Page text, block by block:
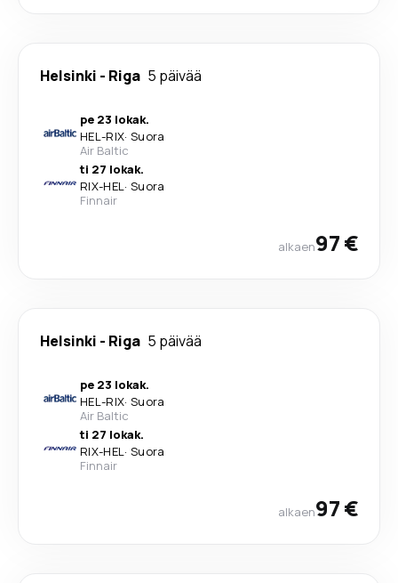
Helsinki - Riga 5 päivää
pe 23 lokak.
HEL-RIX· Suora
Air Baltic
ti 27 lokak.
RIX-HEL· Suora
Finnair
alkaen97 €
Helsinki - Riga 5 päivää
pe 23 lokak.
HEL-RIX· Suora
Air Baltic
ti 27 lokak.
RIX-HEL· Suora
Finnair
alkaen97 €